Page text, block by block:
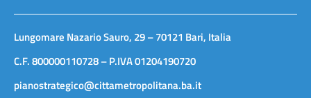
Lungomare Nazario Sauro, 29 – 70121 Bari, Italia
C.F. 800000110728 – P.IVA 01204190720
pianostrategico@cittametropolitana.ba.it